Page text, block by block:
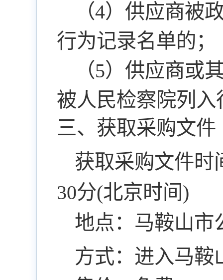
（4）供应商被
行为记录名单的；
（5）供应商或
被人民检察院列
三、获取采购文件
获取采购文件时
30分(北京时间)
地点：马鞍山市
方式：进入马鞍